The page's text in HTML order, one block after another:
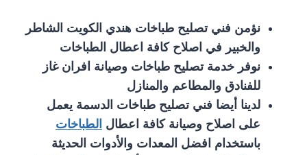
نؤمن فني تصليح طباخات هندي الكويت الشاطر
والخبير في اصلاح كافة اعطال الطباخات
نوفر خدمة تصليح طباخات وصيانة افران غاز
للفنادق والمطاعم والمنازل
لدينا أيضا فني تصليح طباخات الدسمة يعمل
على اصلاح وصيانة كافة اعطال الطباخات
باستخدام افضل المعدات والأدوات الحديثة